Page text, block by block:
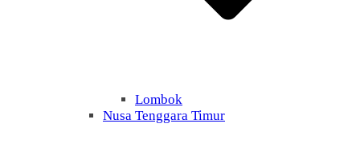
Lombok
Nusa Tenggara Timur